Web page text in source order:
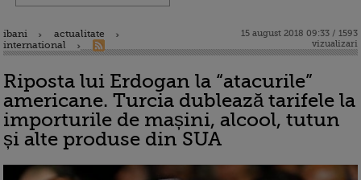
ibani
actualitate
international
15 august 2018 09:33 / 1593
vizualizari
Riposta lui Erdogan la “atacurile”
americane. Turcia dublează tarifele la
importurile de mașini, alcool, tutun
și alte produse din SUA